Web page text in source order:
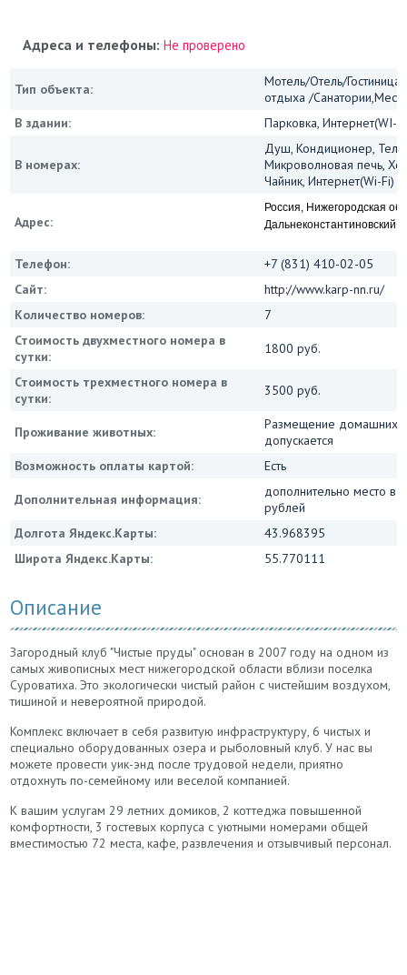
Адреса и телефоны:Не проверено
Тип объекта:
Мотель/Отель/
отдыха /
В здании:
Парковка, Интернет(WI-
В номерах:
Душ, Кондиционер,
Микроволновая печь,
Чайник, Интернет(Wi-Fi)
Адрес:
Россия, Нижегородская
Дальнеконстантиновский
Телефон:
+7 (831) 410-02-05
Сайт:
http://www.karp-nn.ru/
Количество номеров:
7
Стоимость двухместного номера в
сутки:
1800 руб.
Стоимость трехместного номера в
сутки:
3500 руб.
Проживание животных:
Размещение домашних
допускается
Возможность оплаты картой:
Есть
Дополнительная информация:
дополнительно место в
рублей
Долгота Яндекс.Карты:
43.968395
Широта Яндекс.Карты:
55.770111
Описание
Загородный клуб "Чистые пруды" основан в 2007 году на одном из
самых живописных мест нижегородской области вблизи поселка
Суроватиха. Это экологически чистый район с чистейшим воздухом,
тишиной и невероятной природой.
Комплекс включает в себя развитую инфраструктуру, 6 чистых и
специально оборудованных озера и рыболовный клуб. У нас вы
можете провести уик-энд после трудовой недели, приятно
отдохнуть по-семейному или веселой компанией.
К вашим услугам 29 летних домиков, 2 коттеджа повышенной
комфортности, 3 гостевых корпуса с уютными номерами общей
вместимостью 72 места, кафе, развлечения и отзывчивый персонал.